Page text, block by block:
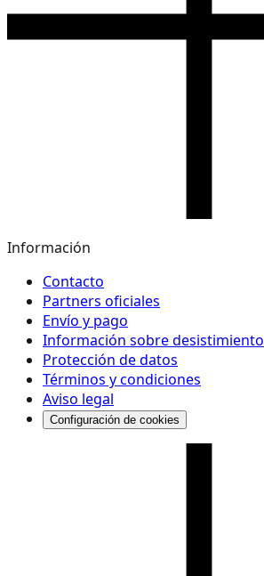
Información
Contacto
Partners oficiales
Envío y pago
Información sobre desistimiento
Protección de datos
Términos y condiciones
Aviso legal
Configuración de cookies